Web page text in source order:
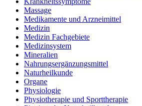
Massage
Medikamente und Arzneimittel
Medizin
Medizin Fachgebiete
Medizinsystem
Mineralien
Nahrungsergänzungsmittel
Naturheilkunde
Organe
Physiologie
Physiotherapie und Sporttherapie